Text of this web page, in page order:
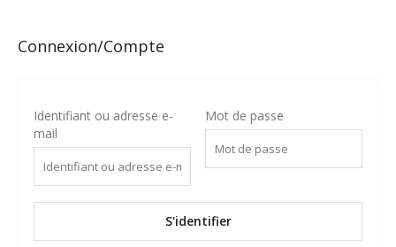
Connexion/Compte
Identifiant ou adresse e-
mail
Mot de passe